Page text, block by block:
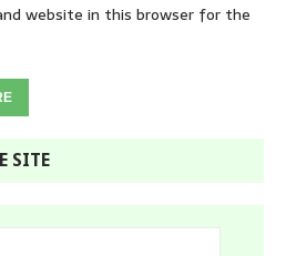
website in this browser for the
SITE